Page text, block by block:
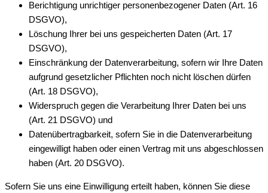
Berichtigung unrichtiger personenbezogener Daten (Art. 16
DSGVO),
Löschung Ihrer bei uns gespeicherten Daten (Art. 17
DSGVO),
Einschränkung der Datenverarbeitung, sofern wir Ihre Daten
aufgrund gesetzlicher Pflichten noch nicht löschen dürfen
(Art. 18 DSGVO),
Widerspruch gegen die Verarbeitung Ihrer Daten bei uns
(Art. 21 DSGVO) und
Datenübertragbarkeit, sofern Sie in die Datenverarbeitung
eingewilligt haben oder einen Vertrag mit uns abgeschlossen
haben (Art. 20 DSGVO).
Sofern Sie uns eine Einwilligung erteilt haben, können Sie diese